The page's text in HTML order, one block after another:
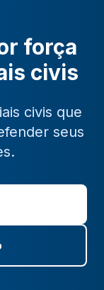
força
civis
civis que
seus